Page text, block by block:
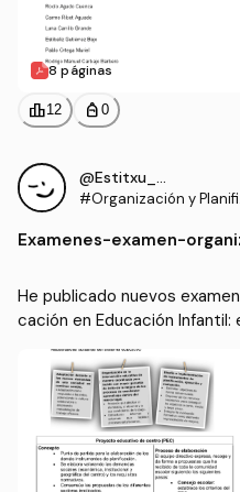
8 páginas
leaderboard12 personal_bag 0
@Estitxu_98
#Organización y
ntil
Examenes-examen-
He publicado nuevos
cación en Educación
cacion-en-educacion-